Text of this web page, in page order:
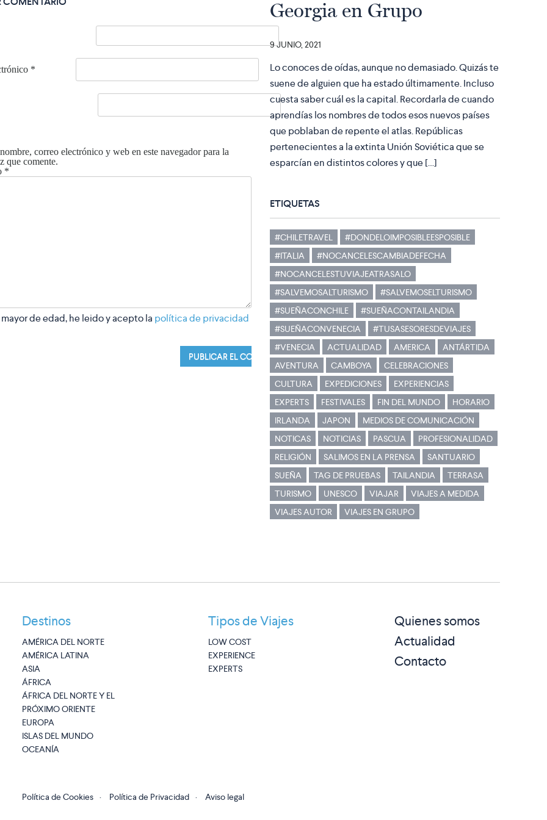
*
correo electrónico y web en este navegador para la
que comente.
*
mayor de edad, he leido y acepto la política de privacidad
Georgia en Grupo
9 JUNIO, 2021
Lo conoces de oídas, aunque no demasiado. Quizás te
suene de alguien que ha estado últimamente. Incluso
cuesta saber cuál es la capital. Recordarla de cuando
aprendías los nombres de todos esos nuevos países
que poblaban de repente el atlas. Repúblicas
pertenecientes a la extinta Unión Soviética que se
esparcían en distintos colores y que […]
ETIQUETAS
#CHILETRAVEL
#DONDELOIMPOSIBLEESPOSIBLE
#ITALIA
#NOCANCELESCAMBIADEFECHA
#NOCANCELESTUVIAJEATRASALO
#SALVEMOSALTURISMO
#SALVEMOSELTURISMO
#SUEÑACONCHILE
#SUEÑACONTAILANDIA
#SUEÑACONVENECIA
#TUSASESORESDEVIAJES
#VENECIA
ACTUALIDAD AMERICA
ANTÁRTIDA
AVENTURA
CAMBOYA
CELEBRACIONES
CULTURA
EXPEDICIONES
EXPERIENCIAS
EXPERTS
FESTIVALES FIN DEL MUNDO
HORARIO
IRLANDA
JAPON
MEDIOS DE COMUNICACIÓN
NOTICAS
NOTICIAS PASCUA
PROFESIONALIDAD
RELIGIÓN
SALIMOS EN LA PRENSA
SANTUARIO
SUEÑA
TAG DE PRUEBAS TAILANDIA
TERRASA
TURISMO
UNESCO VIAJAR
VIAJES A MEDIDA
VIAJES AUTOR
VIAJES EN GRUPO
Destinos
AMÉRICA DEL NORTE
AMÉRICA LATINA
ASIA
ÁFRICA
ÁFRICA DEL NORTE Y EL
PRÓXIMO ORIENTE
EUROPA
ISLAS DEL MUNDO
OCEANÍA
Tipos de Viajes
LOW COST
EXPERIENCE
EXPERTS
Quienes somos
Actualidad
Contacto
Política de Cookies · Política de Privacidad · Aviso legal